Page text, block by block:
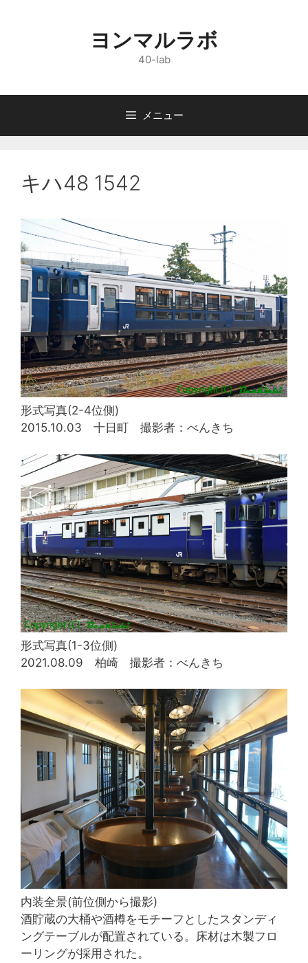
へ
ヨンマルラボ
40-lab
メニュー
キハ48 1542
形式写真(2-4位側)
2015.10.03 十日町 撮影者：べんきち
形式写真(1-3位側)
2021.08.09 柏崎 撮影者：べんきち
内装全景(前位側から撮影)
酒貯蔵の大桶や酒樽をモチーフとしたスタンディ
ングテーブルが配置されている。床材は木製フロ
ーリングが採用された。